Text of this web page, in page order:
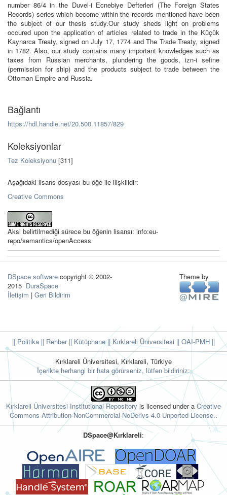
number 86/4 in the Duvel-i Ecnebiye Defterleri (The Foreign States
Records) series which become within the records mentioned have been
the subject of our thesis study.Our study sheds light on problems
occured upon the application of articles related to trade in the Küçük
Kaynarca Treaty, signed on July 17, 1774 and The Trade Treaty, signed
in 1782. Also, our study contains many important knowledges such as
taxes from Russian merchants, plundering the goods, izn-i sefine
(permission for ship) and the products subject to trade between the
Ottoman Empire and Russia.
Bağlantı
https://hdl.handle.net/20.500.11857/829
Koleksiyonlar
Tez Koleksiyonu [311]
Aşağıdaki lisans dosyası bu öğe ile ilişkilidir:
Creative Commons
Aksi belirtilmediği sürece bu öğenin lisansı: info:eu-
repo/semantics/openAccess
DSpace software copyright © 2002-
2015 DuraSpace
İletişim | Geri Bildirim
Theme by
|| Politika || Rehber|| Kütüphane|| Kırklareli Üniversitesi || OAI-PMH ||
Kırklareli Üniversitesi, Kırklareli, Türkiye
İçerikte herhangi bir hata görürseniz, lütfen bildiriniz:
Kırklareli Üniversitesi Institutional Repository is licensed under a Creative
Commons Attribution-NonCommercial-NoDerivs 4.0 Unported License..
DSpace@Kırklareli: